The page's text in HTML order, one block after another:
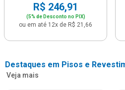
R$ 246,91
(5% de Desconto no PIX)
ou em até 12x de R$ 21,66
Destaques em Pisos e
Veja mais